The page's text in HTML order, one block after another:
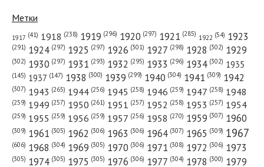
№ 219 от сентября 1984 года — «Красный Север»
№ 69 от марта 1937 года — «Красный Север»
Метки
1917 (41) 1918 (238) 1919 (296) 1920 (297) 1921 (285) 1922 (54) 1923
(291) 1924 (297) 1925 (297) 1926 (301) 1927 (298) 1928 (302) 1929
(302) 1930 (297) 1931 (293) 1932 (295) 1933 (296) 1934 (302) 1935
(145) 1937 (147) 1938 (300) 1939 (299) 1940 (304) 1941 (309) 1942
(307) 1943 (265) 1944 (256) 1945 (258) 1946 (259) 1947 (258) 1948
(259) 1949 (257) 1950 (261) 1951 (257) 1952 (258) 1953 (257) 1954
(259) 1955 (259) 1956 (259) 1957 (256) 1958 (270) 1959 (307) 1960
(309) 1961 (305) 1962 (306) 1963 (306) 1964 (307) 1965 (309) 1967
(606) 1968 (304) 1969 (305) 1970 (306) 1971 (308) 1972 (306) 1973
(305) 1974 (305) 1975 (305) 1976 (306) 1977 (304) 1978 (300) 1979